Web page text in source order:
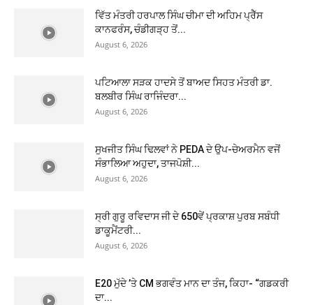
ਵਿੱਤ ਮੰਤਰੀ ਹਰਪਾਲ ਸਿੰਘ ਚੀਮਾ ਦੀ ਅਹਿਮ ਪ੍ਰੈੱਸ
ਕਾਨਫਰੰਸ, ਚੰਡੀਗੜ੍ਹ ਤੋਂ...
August 6, 2026
ਪਟਿਆਲਾ ਸੜਕ ਹਾਦਸੇ ਤੋਂ ਬਾਅਦ ਸਿਹਤ ਮੰਤਰੀ ਡਾ.
ਬਲਬੀਰ ਸਿੰਘ ਰਾਜਿੰਦਰਾ...
August 6, 2026
ਸੁਖਜੀਤ ਸਿੰਘ ਢਿਲਵਾਂ ਨੇ PEDA ਦੇ ਉਪ-ਚੇਅਰਮੈਨ ਵਜੋਂ
ਸੰਭਾਲਿਆ ਅਹੁਦਾ, ਤਾਜਪੋਸ਼ੀ...
August 6, 2026
ਸ੍ਰੀ ਗੁਰੂ ਰਵਿਦਾਸ ਜੀ ਦੇ 650ਵੇਂ ਪ੍ਰਕਾਸ਼ ਪੁਰਬ ਸਬੰਧੀ
ਡਾਕੂਮੈਂਟਰੀ...
August 6, 2026
E20 ਮੁੱਦੇ ’ਤੇ CM ਭਗਵੰਤ ਮਾਨ ਦਾ ਤੰਜ, ਕਿਹਾ- “ਗਡਕਰੀ
ਦਾ...